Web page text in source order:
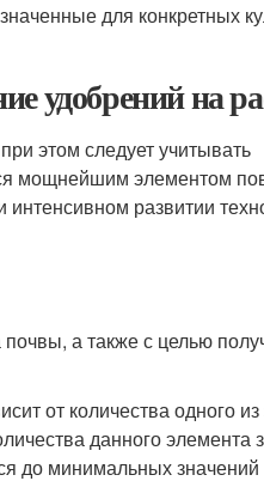
для конкретных
удобрений на
этом следует учитывать
мощнейшим элементом
развитии
а также с целью
от количества одного
данного элемента
до минимальных значений